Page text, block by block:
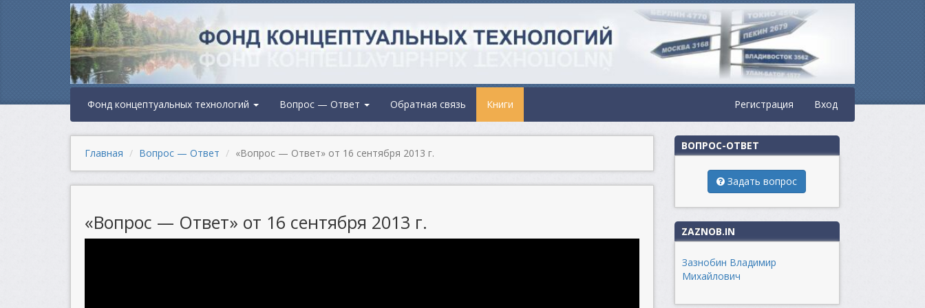
Фонд концептуальных технологий Вопрос — Ответ Обратная связь Книги Регистрация Вход
Главная Вопрос — Ответ «Вопрос — Ответ» от 16 сентября 2013 г.
«Вопрос — Ответ» от 16 сентября 2013 г.
ВОПРОС-ОТВЕТ
Задать вопрос
ZAZNOB.IN
Зазнобин Владимир
Михайлович